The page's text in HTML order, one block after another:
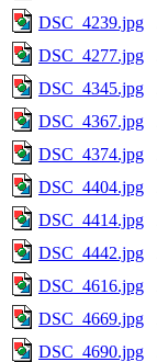
DSC_4239.jpg
DSC_4277.jpg
DSC_4345.jpg
DSC_4367.jpg
DSC_4374.jpg
DSC_4404.jpg
DSC_4414.jpg
DSC_4442.jpg
DSC_4616.jpg
DSC_4669.jpg
DSC_4690.jpg